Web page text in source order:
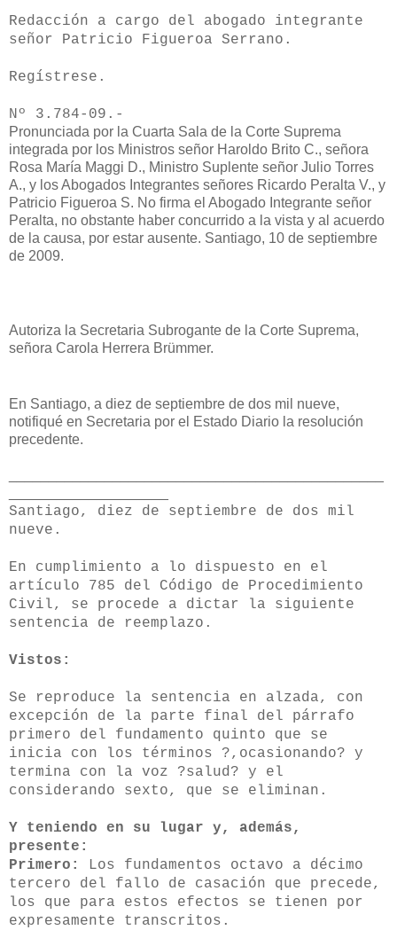
Redacción a cargo del abogado integrante
señor Patricio Figueroa Serrano.
Regístrese.
Nº 3.784-09.-
Pronunciada por la Cuarta Sala de la Corte Suprema
integrada por los Ministros señor Haroldo Brito C., señora
Rosa María Maggi D., Ministro Suplente señor Julio Torres
A., y los Abogados Integrantes señores Ricardo Peralta V., y
Patricio Figueroa S. No firma el Abogado Integrante señor
Peralta, no obstante haber concurrido a la vista y al acuerdo
de la causa, por estar ausente. Santiago, 10 de septiembre
de 2009.
Autoriza la Secretaria Subrogante de la Corte Suprema,
señora Carola Herrera Brümmer.
En Santiago, a diez de septiembre de dos mil nueve,
notifiqué en Secretaria por el Estado Diario la resolución
precedente.
Santiago, diez de septiembre de dos mil
nueve.
En cumplimiento a lo dispuesto en el
artículo 785 del Código de Procedimiento
Civil, se procede a dictar la siguiente
sentencia de reemplazo.
Vistos:
Se reproduce la sentencia en alzada, con
excepción de la parte final del párrafo
primero del fundamento quinto que se
inicia con los términos ?,ocasionando? y
termina con la voz ?salud? y el
considerando sexto, que se eliminan.
Y teniendo en su lugar y, además,
presente:
Primero:
Los fundamentos octavo a décimo
tercero del fallo de casación que precede,
los que para estos efectos se tienen por
expresamente transcritos.